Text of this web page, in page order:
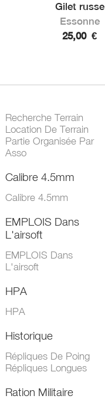
Gilet russe
Essonne
25,00 €
Recherche Terrain
Location De Terrain
Partie Organisée Par
Asso
Calibre 4.5mm
Calibre 4.5mm
EMPLOIS Dans
L'airsoft
EMPLOIS Dans
L'airsoft
HPA
HPA
Historique
Répliques De Poing
Répliques Longues
Ration Militaire